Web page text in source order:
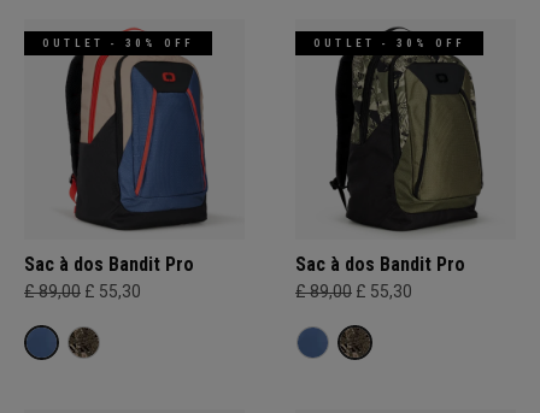
OUTLET - 30% OFF
Sac à dos Bandit Pro
£ 89,00 £ 55,30
OUTLET - 30% OFF
Sac à dos Bandit Pro
£ 89,00 £ 55,30